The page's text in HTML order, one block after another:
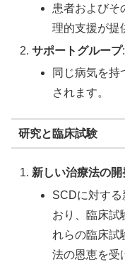
患者およびそ
理的支援が提
サポートグループ:
同じ病気を持
されます。
研究と臨床試験
新しい治療法の開
SCDに対す
おり、臨床試
れらの臨床試
法の恩恵を受